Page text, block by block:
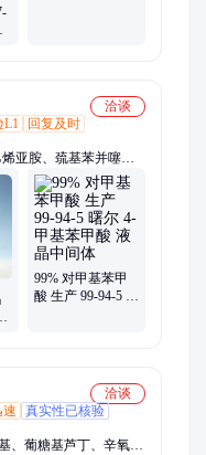
洽谈
L1
回复及时
亚胺、巯基苯并噻唑
交酯、石油酯-T50、多
高分子降解材料
99% 对甲基苯甲
酸 生产 99-94-5 曙
洽谈
速
真实性已核验
、葡糖基芦丁、辛氧基